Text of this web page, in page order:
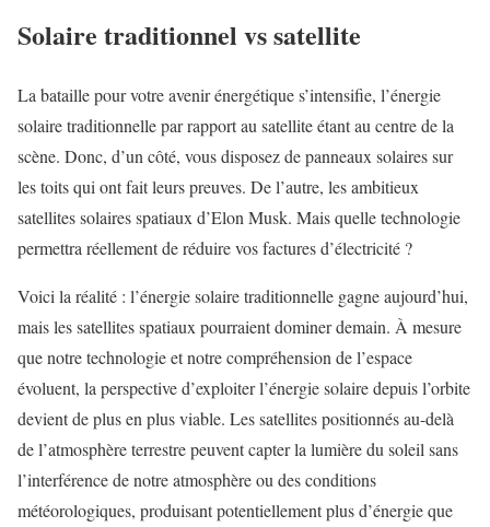
Solaire traditionnel vs satellite
La bataille pour votre avenir énergétique s’intensifie, l’énergie
solaire traditionnelle par rapport au satellite étant au centre de la
scène. Donc, d’un côté, vous disposez de panneaux solaires sur
les toits qui ont fait leurs preuves. De l’autre, les ambitieux
satellites solaires spatiaux d’Elon Musk. Mais quelle technologie
permettra réellement de réduire vos factures d’électricité ?
Voici la réalité : l’énergie solaire traditionnelle gagne aujourd’hui,
mais les satellites spatiaux pourraient dominer demain. À mesure
que notre technologie et notre compréhension de l’espace
évoluent, la perspective d’exploiter l’énergie solaire depuis l’orbite
devient de plus en plus viable. Les satellites positionnés au-delà
de l’atmosphère terrestre peuvent capter la lumière du soleil sans
l’interférence de notre atmosphère ou des conditions
météorologiques, produisant potentiellement plus d’énergie que